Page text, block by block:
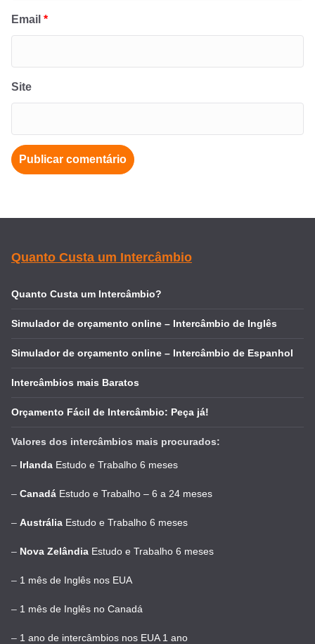
Email *
Site
Quanto Custa um Intercâmbio
Quanto Custa um Intercâmbio?
Simulador de orçamento online – Intercâmbio de Inglês
Simulador de orçamento online – Intercâmbio de Espanhol
Intercâmbios mais Baratos
Orçamento Fácil de Intercâmbio: Peça já!
Valores dos intercâmbios mais procurados:
– Irlanda Estudo e Trabalho 6 meses
– Canadá Estudo e Trabalho – 6 a 24 meses
– Austrália Estudo e Trabalho 6 meses
– Nova Zelândia Estudo e Trabalho 6 meses
– 1 mês de Inglês nos EUA
– 1 mês de Inglês no Canadá
– 1 ano de intercâmbios nos EUA 1 ano